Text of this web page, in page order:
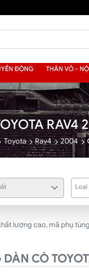
ĐỘNG THÂN VỎ -
RAV4
Toyota Rav4 2004
lượng cao, mã phụ
CÒ